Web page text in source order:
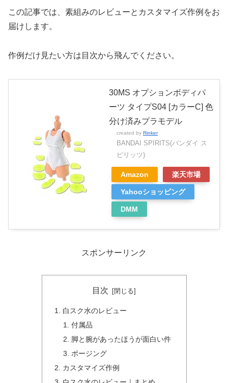
この記事では、素組みのレビューとカスタマイズ作例をお
届けします。
作例だけ見たい方は目次から飛んでください。
30MS オプションボディパ
ーツ タイプS04 [カラーC] 色
分け済みプラモデル
created by Rinker
BANDAI SPIRITS(バンダイ ス
ピリッツ)
Amazon 楽天市場
Yahooショッピング
DMM
スポンサーリンク
目次
白スク水のレビュー
付属品
脚と腕があったほうが面白い件
ポージング
カスタマイズ作例